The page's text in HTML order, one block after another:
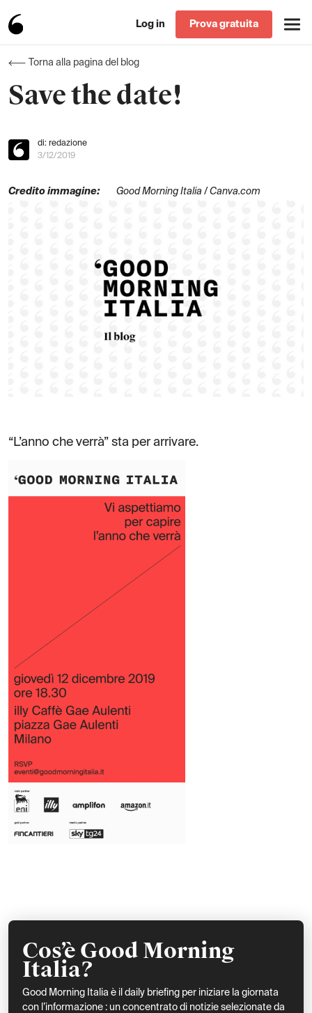
Log in Prova gratuita
Torna alla pagina del blog
Save the date!
di: redazione
3/12/2019
Credito immagine: Good Morning Italia / Canva.com
“L’anno che verrà” sta per arrivare.
Cos’è Good Morning
Italia?
Good Morning Italia è il daily briefing per iniziare la giornata
con l’informazione : un concentrato di notizie selezionate da